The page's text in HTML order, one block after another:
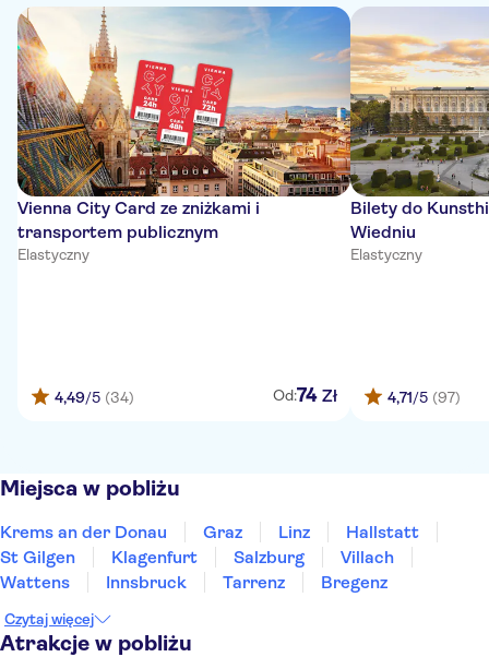
Vienna City Card ze zniżkami i
transportem publicznym
Elastyczny
4,49/5 (34) Od:74 Zł
Bilety do
Wiedniu
Elastyczny
4,71/5 (97)
Miejsca w pobliżu
Krems an der Donau Graz Linz
Hallstatt
St Gilgen
Klagenfurt Salzburg
Villach
Wattens
Innsbruck Tarrenz Bregenz
Czytaj więcej
Atrakcje w pobliżu